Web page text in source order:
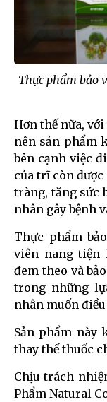
Thực phẩm bảo
Hơn thế nữa,
nên sản phẩm
bên cạnh việc
của trĩ còn
tràng, tăng sức
nhân gây bệnh
Thực phẩm
viên nang tiện
đem theo và
trong những
nhân muốn
Sản phẩm này
thay thế thuốc
Chịu trách
Phẩm Natural